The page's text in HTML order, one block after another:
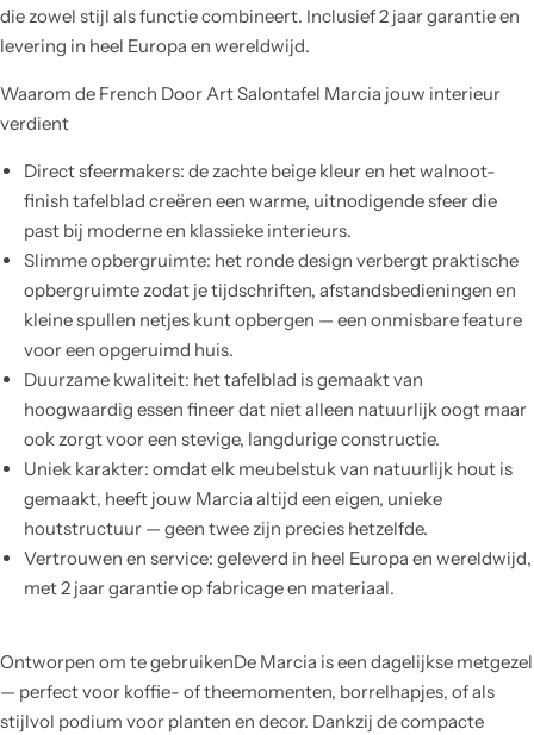
die zowel stijl als functie combineert. Inclusief 2 jaar garantie en
levering in heel Europa en wereldwijd.
Waarom de French Door Art Salontafel Marcia jouw interieur
verdient
Direct sfeermakers: de zachte beige kleur en het walnoot-
finish tafelblad creëren een warme, uitnodigende sfeer die
past bij moderne en klassieke interieurs.
Slimme opbergruimte: het ronde design verbergt praktische
opbergruimte zodat je tijdschriften, afstandsbedieningen en
kleine spullen netjes kunt opbergen — een onmisbare feature
voor een opgeruimd huis.
Duurzame kwaliteit: het tafelblad is gemaakt van
hoogwaardig essen fineer dat niet alleen natuurlijk oogt maar
ook zorgt voor een stevige, langdurige constructie.
Uniek karakter: omdat elk meubelstuk van natuurlijk hout is
gemaakt, heeft jouw Marcia altijd een eigen, unieke
houtstructuur — geen twee zijn precies hetzelfde.
Vertrouwen en service: geleverd in heel Europa en wereldwijd,
met 2 jaar garantie op fabricage en materiaal.
Ontworpen om te gebruikenDe Marcia is een dagelijkse metgezel
— perfect voor koffie- of theemomenten, borrelhapjes, of als
stijlvol podium voor planten en decor. Dankzij de compacte